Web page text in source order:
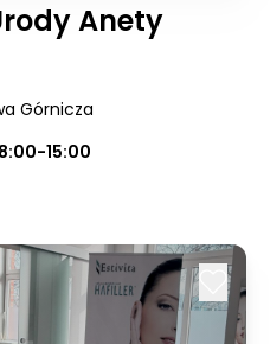
Anety
Górnicza
15:00